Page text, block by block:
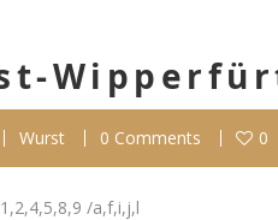
Wurst 0 Comments 0
/a,f,i,j,l